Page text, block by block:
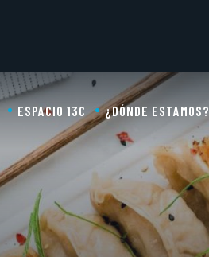
ESPACIO 13C ¿DÓNDE ESTAMOS?